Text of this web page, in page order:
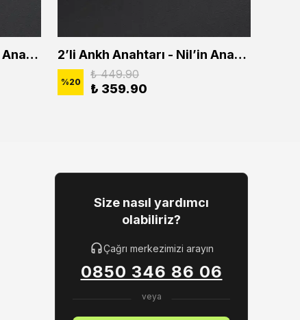
2'li Ankh Anahtarı - Nil'in Anahtarı Erkek Kadın Kolye Seti 2’li Ankh Anahtarı - Nil’in Anahtarı Erkek Kadın Kolye Seti
%20
₺ 449.90
₺ 359.90
Size nasıl yardımcı
olabiliriz?
Çağrı merkezimizi arayın
0850 346 86 06